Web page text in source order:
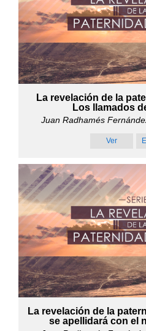
La revelación de la
Los llamados
Juan Radhamés
Ver
La revelación de la
se apellidará con el